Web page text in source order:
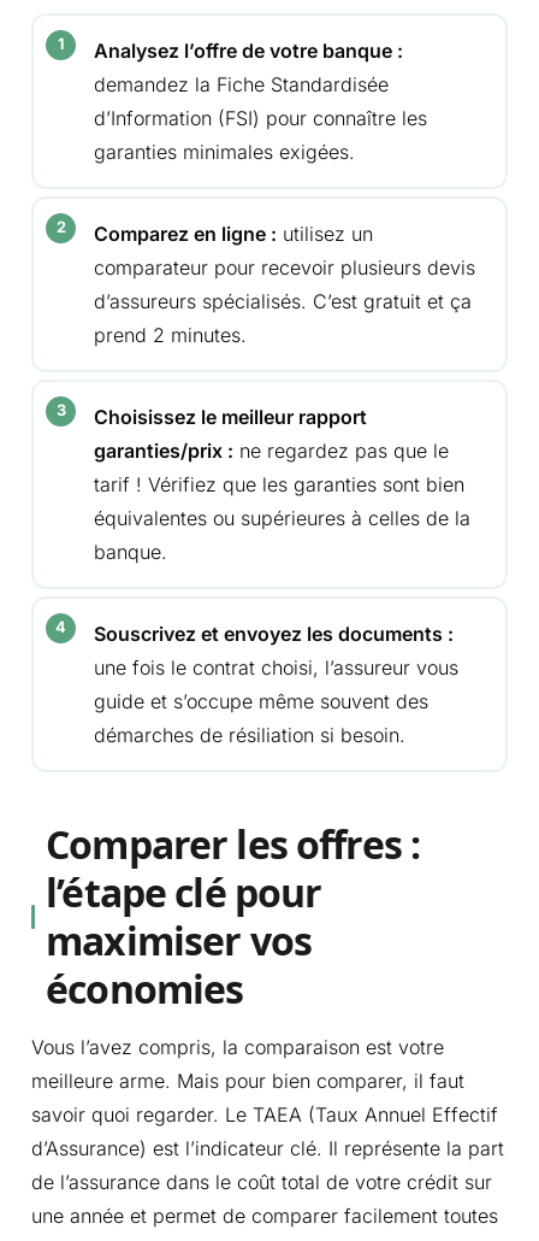
Analysez l’offre de votre banque :
demandez la Fiche Standardisée
d’Information (FSI) pour connaître les
garanties minimales exigées.
Comparez en ligne : utilisez un
comparateur pour recevoir plusieurs devis
d’assureurs spécialisés. C’est gratuit et ça
prend 2 minutes.
Choisissez le meilleur rapport
garanties/prix : ne regardez pas que le
tarif ! Vérifiez que les garanties sont bien
équivalentes ou supérieures à celles de la
banque.
Souscrivez et envoyez les documents :
une fois le contrat choisi, l’assureur vous
guide et s’occupe même souvent des
démarches de résiliation si besoin.
Comparer les offres :
l’étape clé pour
maximiser vos
économies
Vous l’avez compris, la comparaison est votre
meilleure arme. Mais pour bien comparer, il faut
savoir quoi regarder. Le TAEA (Taux Annuel Effectif
d’Assurance) est l’indicateur clé. Il représente la part
de l’assurance dans le coût total de votre crédit sur
une année et permet de comparer facilement toutes